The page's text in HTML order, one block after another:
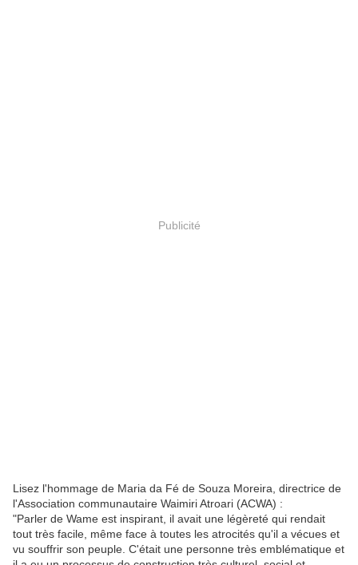
Publicité
Lisez l'hommage de Maria da Fé de Souza Moreira, directrice de
l'Association communautaire Waimiri Atroari (ACWA) :
"Parler de Wame est inspirant, il avait une légèreté qui rendait
tout très facile, même face à toutes les atrocités qu'il a vécues et
vu souffrir son peuple. C'était une personne très emblématique et